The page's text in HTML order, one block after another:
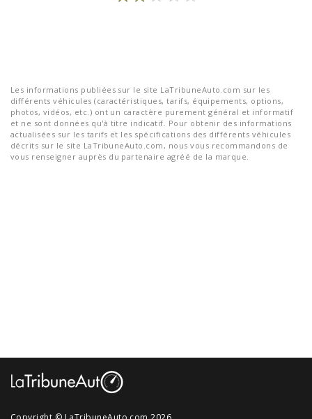
Les informations publiées sur le site LaTribuneAuto.com sur les
différents véhicules (caractéristiques, tarifs, équipements, options,
photos, vidéos, etc.) ont un caractère purement général et informatif
et ne sont données qu'à titre indicatif. Pour obtenir des informations
actualisées sur les tarifs et les spécifications des différents véhicules
décrits sur le site LaTribuneAuto.com, nous vous recommandons de
vous renseigner auprès du partenaire agréé de la marque.